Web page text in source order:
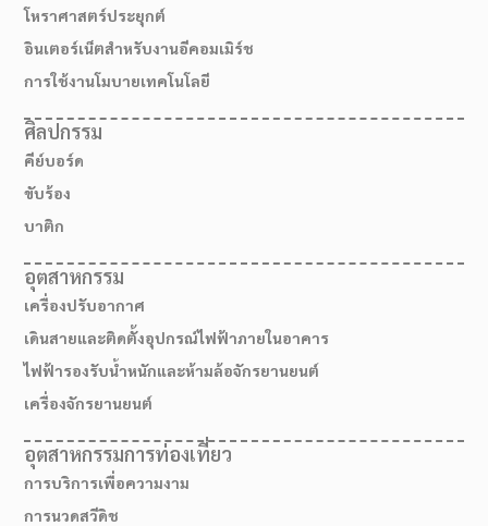
โหราศาสตร์ประยุกต์
อินเตอร์เน็ตสำหรับงานอีคอมเมิร์ช
การใช้งานโมบายเทคโนโลยี
ศิลปกรรม
คีย์บอร์ด
ขับร้อง
บาติก
อุตสาหกรรม
เครื่องปรับอากาศ
เดินสายและติดตั้งอุปกรณ์ไฟฟ้าภายในอาคาร
ไฟฟ้ารองรับน้ำหนักและห้ามล้อจักรยานยนต์
เครื่องจักรยานยนต์
อุตสาหกรรมการท่องเที่ยว
การบริการเพื่อความงาม
การนวดสวีดิช